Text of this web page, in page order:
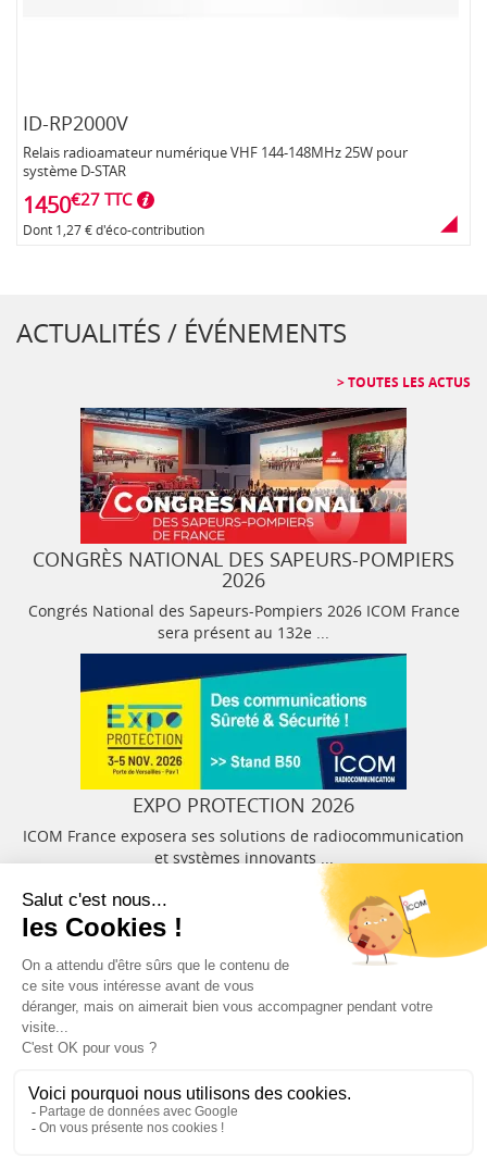
ID-RP2000V
Relais radioamateur numérique VHF 144-148MHz 25W pour
système D-STAR
1450€27 TTC
Dont 1,27 € d'éco-contribution
ACTUALITÉS / ÉVÉNEMENTS
TOUTES LES ACTUS
CONGRÈS NATIONAL DES SAPEURS-POMPIERS
2026
Congrés National des Sapeurs-Pompiers 2026 ICOM France
sera présent au 132e ...
EXPO PROTECTION 2026
ICOM France exposera ses solutions de radiocommunication
et systèmes innovants ...
Restez informé !Abonnez-vous à la newsletter et recevez
toutes les actualités d’ICOM France
ÉVÉNEMENTS
RECRUTEMENT